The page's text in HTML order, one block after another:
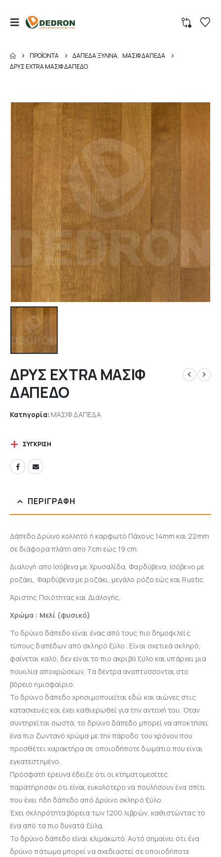
ΠΡΟΪΌΝΤΑ ΔΑΠΕΔΑ ΞΥΛΙΝΑ, ΜΑΣΙΦ ΔΑΠΕΔΑ
ΔΡΥΣ EXTRA MAΣΙΦ ΔΑΠΕΔΟ
ΔΡΥΣ EXTRA MAΣΙΦ
ΔΑΠΕΔΟ
Κατηγορία: ΜΑΣΙΦ ΔΑΠΕΔΑ
ΣΎΓΚΡΙΣΗ
ΠΕΡΙΓΡΑΦΉ
Δάπεδο Δρύινο κολλητό ή καρφωτό Πάχους 14mm και 22mm
σε διάφορα πλάτη απο 7cm εώς 19 cm.
Διαλογή απο Ισόβενα με Χρυσαλίδα, Φαρδύβενα, Ισόβενο με
ροζάκι, Φαρδύβενα με ροζάκι, μεγάλο ρόζο εώς και Rustic.
Άριστης Ποιότητας και Διαλογής.
Χρώμα : Μελί (φυσικό)
Το δρύινο δάπεδο είναι ένας από τους πιο δημοφιλείς
τύπους δαπέδων από σκληρό ξύλο . Είναι σχετικά σκληρό,
φαίνεται καλό, δεν είναι το πιο ακριβό ξύλο και υπάρχει μια
ποικιλία αποχρώσεων. Τα δέντρα αναπτύσσονται στο
βόρειο ημισφαίριο.
Το δρύινο δάπεδο χρησιμοποιείται εδώ και αιώνες στις
κατασκευές και έχει καθιερωθεί για την αντοχή του. Όταν
συντηρείται σωστά, το δρύινο δάπεδο μπορεί να αποκτήσει
ένα πιο ζωντανό χρώμα με την πάροδο του χρόνου που
προσθέτει χαρακτήρα σε οποιοδήποτε δωμάτιο που είναι
εγκατεστημένο.
Πρόσφατη έρευνα έδειξε ότι οι κτηματομεσίτες
παρατήρησαν ότι είναι ευκολότερο να πουλήσουν ένα σπίτι
που έχει ήδη δάπεδο από Δρύινο σκληρό ξύλο.
Έχει σκληρότητα βόρεια των 1200 λιβρών, καθιστώντας το
ένα από τα πιο δυνατά ξύλα.
Το δρύινο δάπεδο είναι κλιμακωτό. Αυτό σημαίνει ότι ένα
δρύινο πάτωμα μπορεί να σχεδιαστεί σε οποιοδήποτε